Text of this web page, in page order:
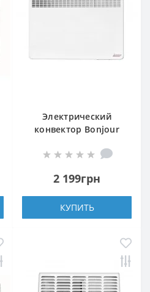
Электрический
конвектор Bonjour
2 199грн
КУПИТЬ